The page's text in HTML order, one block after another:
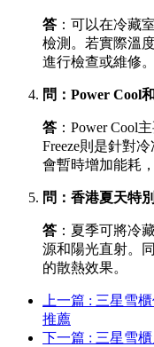
答 ：可以在冷藏
檢測。若實際溫
進行檢查或維修。
問：Power Cool
答 ：Power Cool
Freeze則是針對
會暫時增加能耗
問：香港夏天特
答 ：夏季可將冷
源和陽光直射。
的散熱效果。
上一篇 : 三星雪
推薦
下一篇 : 三星雪